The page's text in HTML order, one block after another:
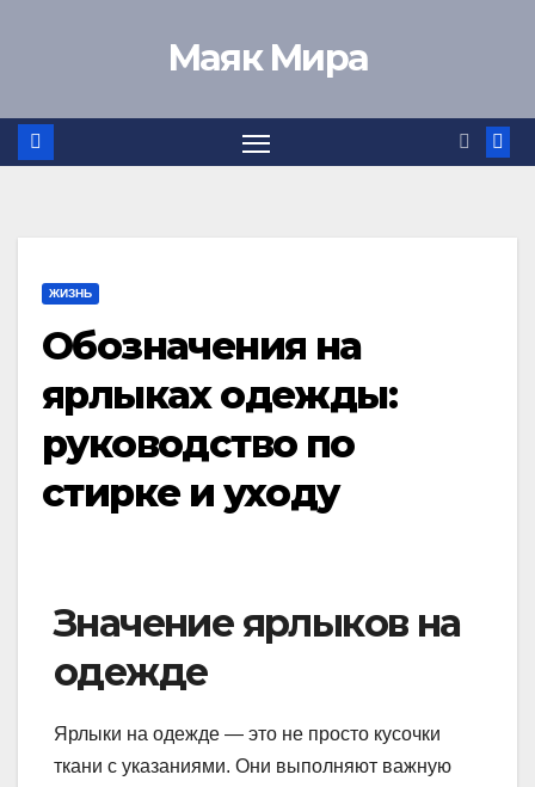
Маяк Мира
ЖИЗНЬ
Обозначения на
ярлыках одежды:
руководство по
стирке и уходу
Значение ярлыков на
одежде
Ярлыки на одежде — это не просто кусочки
ткани с указаниями. Они выполняют важную